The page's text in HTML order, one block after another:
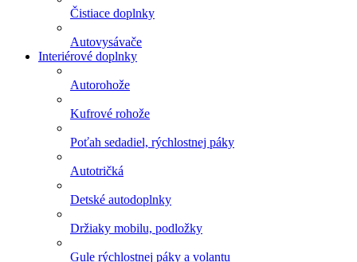
Čistiace doplnky
Autovysávače
Interiérové doplnky
Autorohože
Kufrové rohože
Poťah sedadiel, rýchlostnej páky
Autotričká
Detské autodoplnky
Držiaky mobilu, podložky
Gule rýchlostnej páky a volantu